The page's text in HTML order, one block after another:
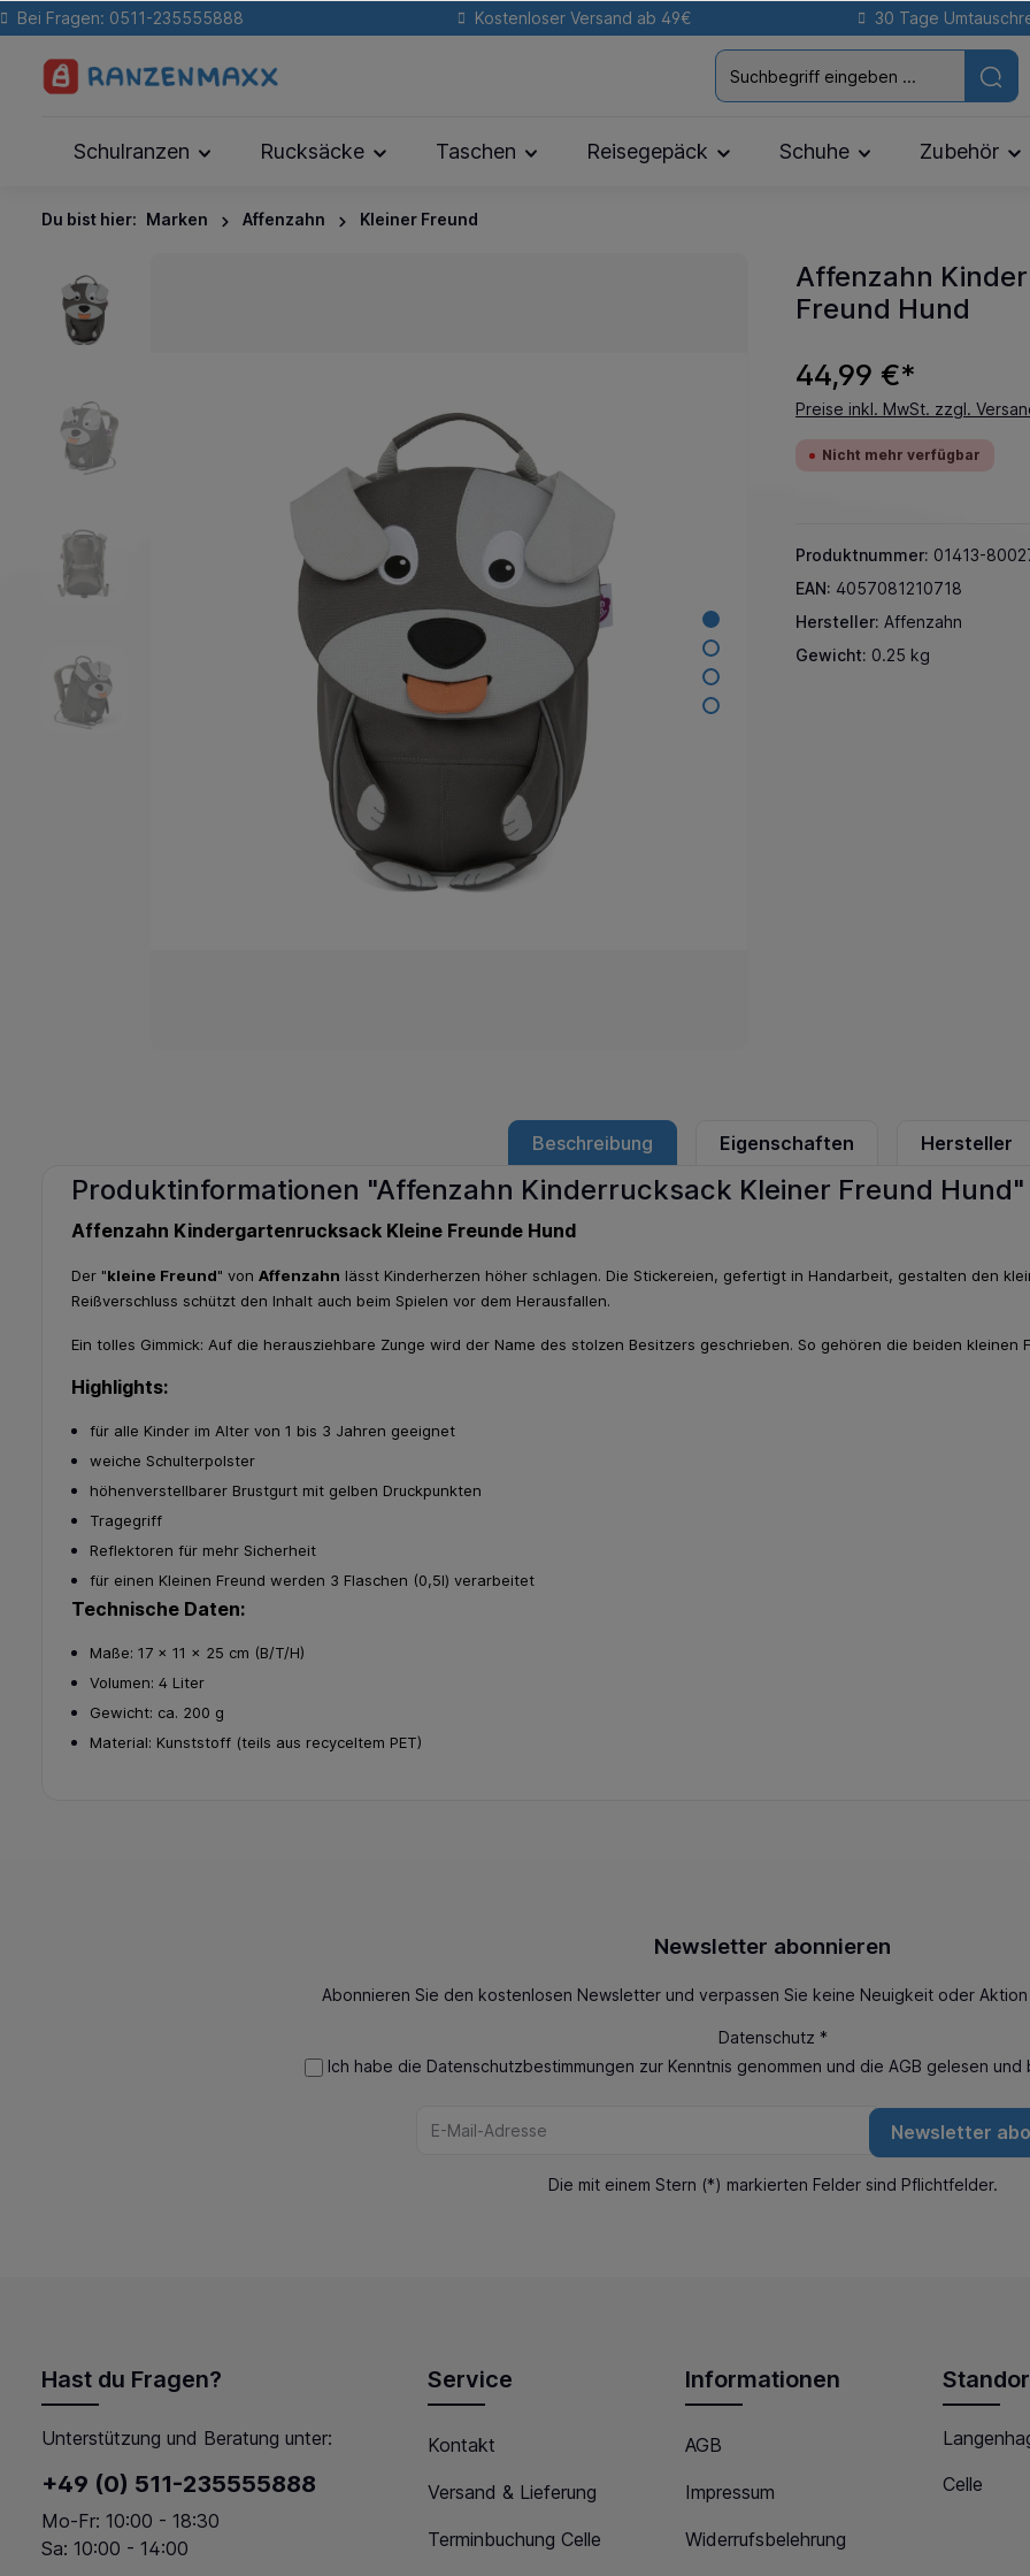
Bei Fragen: 0511-235555888 Kostenloser Versand ab 49€ 30 Tage
Schulranzen Rucksäcke Taschen Reisegepäck Schuhe Zubehör
Du bist hier: Marken Affenzahn Kleiner Freund
Affenzahn
Freund Hund
44,99 €*
Preise inkl. MwSt. zzgl.
Nicht mehr verfügbar
Produktnummer: 01413-
EAN: 4057081210718
Hersteller: Affenzahn
Gewicht: 0.25 kg
Beschreibung Eigenschaften Hersteller
Produktinformationen "Affenzahn Kinderrucksack Kleiner Freund Hund"
Affenzahn Kindergartenrucksack Kleine Freunde Hund
Der "kleine Freund" von Affenzahn lässt Kinderherzen höher schlagen. Die Stickereien, gefertigt in Handarbeit, gestalten den
Reißverschluss schützt den Inhalt auch beim Spielen vor dem Herausfallen.
Ein tolles Gimmick: Auf die herausziehbare Zunge wird der Name des stolzen Besitzers geschrieben. So gehören die beiden kleinen
Highlights:
für alle Kinder im Alter von 1 bis 3 Jahren geeignet
weiche Schulterpolster
höhenverstellbarer Brustgurt mit gelben Druckpunkten
Tragegriff
Reflektoren für mehr Sicherheit
für einen Kleinen Freund werden 3 Flaschen (0,5l) verarbeitet
Technische Daten:
Maße: 17 x 11 x 25 cm (B/T/H)
Volumen: 4 Liter
Gewicht: ca. 200 g
Material: Kunststoff (teils aus recyceltem PET)
Newsletter abonnieren
Abonnieren Sie den kostenlosen Newsletter und verpassen Sie keine Neuigkeit oder
Datenschutz *
Ich habe die Datenschutzbestimmungen zur Kenntnis genommen und die AGB gelesen und
Newsletter
Die mit einem Stern (*) markierten Felder sind Pflichtfelder.
Celle
Hast du Fragen?
Unterstützung und Beratung unter:
+49 (0) 511-235555888
Mo-Fr: 10:00 - 18:30
Sa: 10:00 - 14:00
Service
Kontakt
Versand & Lieferung
Terminbuchung Celle
Informationen
AGB
Impressum
Widerrufsbelehrung